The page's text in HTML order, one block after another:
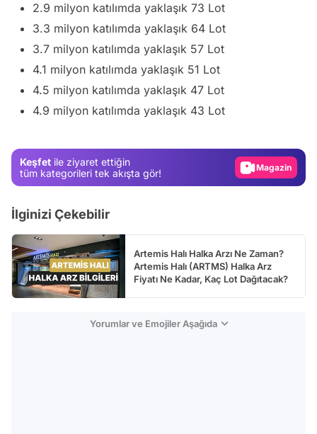
2.9 milyon katılımda yaklaşık 73 Lot
3.3 milyon katılımda yaklaşık 64 Lot
3.7 milyon katılımda yaklaşık 57 Lot
4.1 milyon katılımda yaklaşık 51 Lot
4.5 milyon katılımda yaklaşık 47 Lot
4.9 milyon katılımda yaklaşık 43 Lot
Keşfet ile ziyaret ettiğin
tüm kategorileri tek akışta gör!
Video
İlginizi Çekebilir
Artemis Halı Halka Arzı Ne Zaman?
Artemis Halı (ARTMS) Halka Arz
Fiyatı Ne Kadar, Kaç Lot Dağıtacak?
Yorumlar ve Emojiler Aşağıda